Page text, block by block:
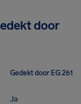
door
Gedekt door EG 261
Ja